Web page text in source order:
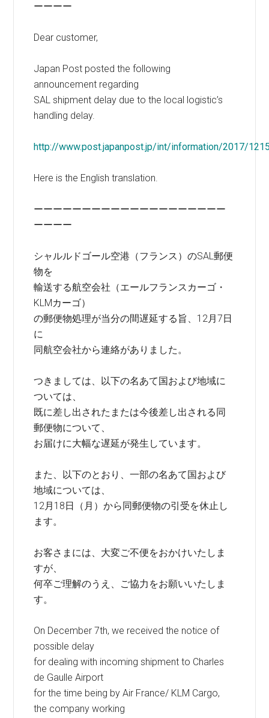
ーーーー
Dear customer,
Japan Post posted the following
announcement regarding
SAL shipment delay due to the local logistic’s
handling delay.
http://www.post.japanpost.jp/int/information/2017/
Here is the English translation.
ーーーーーーーーーーーーーーーーーーーー
ーーーー
シャルルドゴール空港（フランス）のSAL郵便
物を
輸送する航空会社（エールフランスカーゴ・
KLMカーゴ）
の郵便物処理が当分の間遅延する旨、12月7日
に
同航空会社から連絡がありました。
つきましては、以下の名あて国および地域に
ついては、
既に差し出されたまたは今後差し出される同
郵便物について、
お届けに大幅な遅延が発生しています。
また、以下のとおり、一部の名あて国および
地域については、
12月18日（月）から同郵便物の引受を休止し
ます。
お客さまには、大変ご不便をおかけいたしま
すが、
何卒ご理解のうえ、ご協力をお願いいたしま
す。
On December 7th, we received the notice of
possible delay
for dealing with incoming shipment to Charles
de Gaulle Airport
for the time being by Air France/ KLM Cargo,
the company working